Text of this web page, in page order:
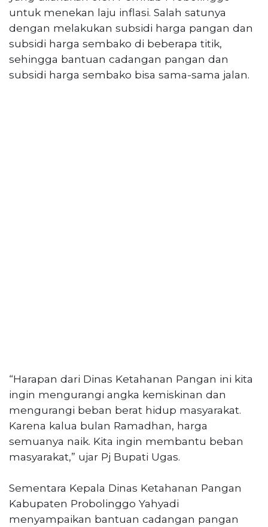
untuk menekan laju inflasi. Salah satunya
dengan melakukan subsidi harga pangan dan
subsidi harga sembako di beberapa titik,
sehingga bantuan cadangan pangan dan
subsidi harga sembako bisa sama-sama jalan.
“Harapan dari Dinas Ketahanan Pangan ini kita
ingin mengurangi angka kemiskinan dan
mengurangi beban berat hidup masyarakat.
Karena kalua bulan Ramadhan, harga
semuanya naik. Kita ingin membantu beban
masyarakat,” ujar Pj Bupati Ugas.
Sementara Kepala Dinas Ketahanan Pangan
Kabupaten Probolinggo Yahyadi
menyampaikan bantuan cadangan pangan